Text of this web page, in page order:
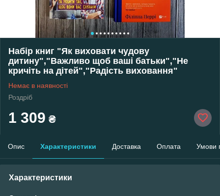
Набір книг "Як виховати чудову
дитину","Важливо щоб ваші батьки","Не
кричіть на дітей","Радість виховання"
Немає в наявності
Роздріб
1 309 ₴
Опис Характеристики Доставка Оплата Умови
Характеристики